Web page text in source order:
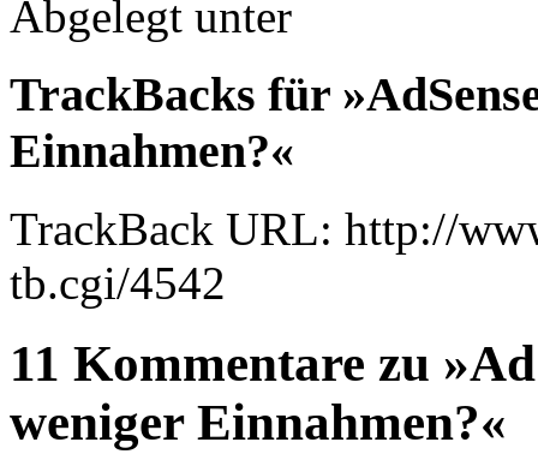
Abgelegt unter
TrackBacks für
Einnahmen?«
TrackBack URL: http://
tb.cgi/4542
11 Kommentare zu
weniger Einnahmen?«